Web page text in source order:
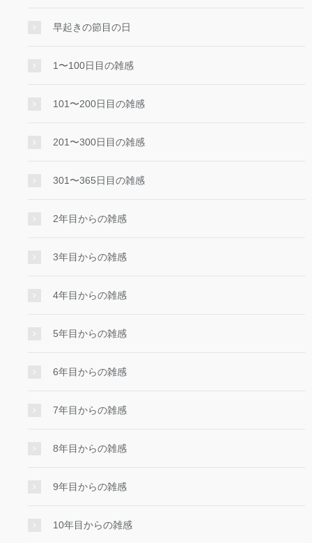
早起きの節目の日
1〜100日目の雑感
101〜200日目の雑感
201〜300日目の雑感
301〜365日目の雑感
2年目からの雑感
3年目からの雑感
4年目からの雑感
5年目からの雑感
6年目からの雑感
7年目からの雑感
8年目からの雑感
9年目からの雑感
10年目からの雑感